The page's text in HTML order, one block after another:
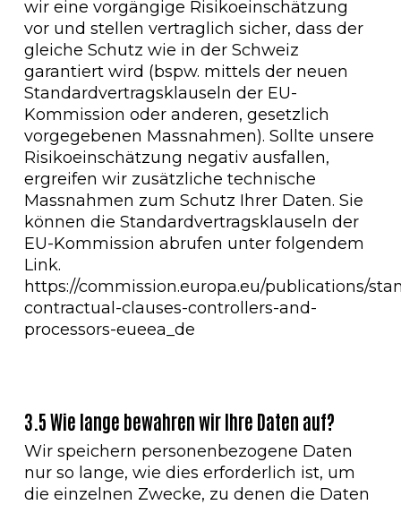
wir eine vorgängige Risikoeinschätzung
vor und stellen vertraglich sicher, dass der
gleiche Schutz wie in der Schweiz
garantiert wird (bspw. mittels der neuen
Standardvertragsklauseln der EU-
Kommission oder anderen, gesetzlich
vorgegebenen Massnahmen). Sollte unsere
Risikoeinschätzung negativ ausfallen,
ergreifen wir zusätzliche technische
Massnahmen zum Schutz Ihrer Daten. Sie
können die Standardvertragsklauseln der
EU-Kommission abrufen unter folgendem
Link.
https://commission.europa.eu/publications/
contractual-clauses-controllers-and-
processors-eueea_de
3.5 Wie lange bewahren wir Ihre Daten auf?
Wir speichern personenbezogene Daten
nur so lange, wie dies erforderlich ist, um
die einzelnen Zwecke, zu denen die Daten